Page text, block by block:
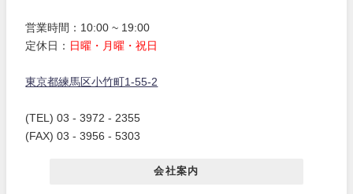
営業時間：10:00 ~ 19:00
定休日： 日曜・月曜・祝日
東京都練馬区小竹町1-55-2
(TEL) 03 - 3972 - 2355
(FAX) 03 - 3956 - 5303
会社案内